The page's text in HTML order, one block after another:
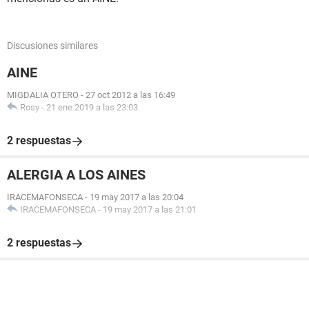
Discusiones similares
AINE
MIGDALIA OTERO - 27 oct 2012 a las 16:49
Rosy - 21 ene 2019 a las 23:03
2 respuestas
ALERGIA A LOS AINES
IRACEMAFONSECA - 19 may 2017 a las 20:04
IRACEMAFONSECA - 19 may 2017 a las 21:01
2 respuestas